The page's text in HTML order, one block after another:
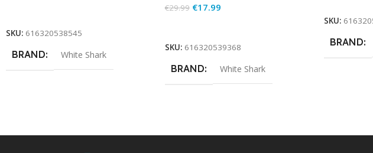
SKU: 616320538545
BRAND White Shark
€29.99 €17.99
SKU: 616320539368
BRAND White Shark
SKU:
BRAND